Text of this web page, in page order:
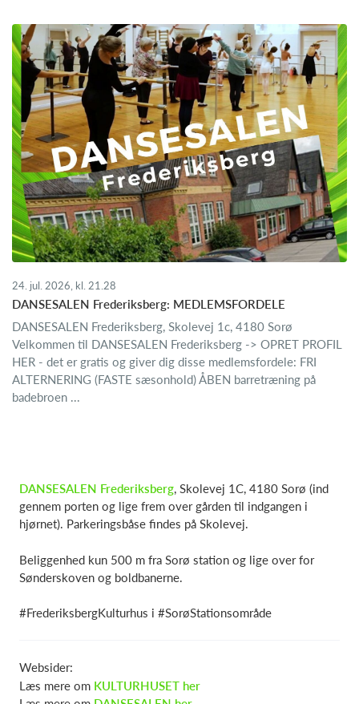
24. jul. 2026, kl. 21.28
DANSESALEN Frederiksberg: MEDLEMSFORDELE
DANSESALEN Frederiksberg, Skolevej 1c, 4180 Sorø
Velkommen til DANSESALEN Frederiksberg -> OPRET PROFIL
HER - det er gratis og giver dig disse medlemsfordele: FRI
ALTERNERING (FASTE sæsonhold) ÅBEN barretræning på
badebroen ...
DANSESALEN Frederiksberg, Skolevej 1C, 4180 Sorø (ind
gennem porten og lige frem over gården til indgangen i
hjørnet). Parkeringsbåse findes på Skolevej.
Beliggenhed kun 500 m fra Sorø station og lige over for
Sønderskoven og boldbanerne.
#FrederiksbergKulturhus i #SorøStationsområde
Websider:
Læs mere om KULTURHUSET her